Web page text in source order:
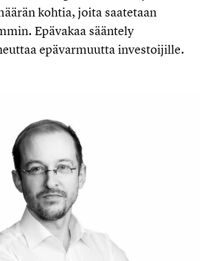
kohtia, joita saatetaan
Epävakaa sääntely
epävarmuutta investoijille.